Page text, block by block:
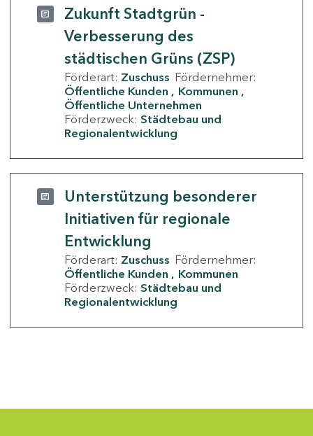
Zukunft Stadtgrün -
Verbesserung des
städtischen Grüns (ZSP)
Förderart: Zuschuss Fördernehmer:
Öffentliche Kunden
Kommunen
Öffentliche Unternehmen
Förderzweck: Städtebau und
Regionalentwicklung
Unterstützung besonderer
Initiativen für regionale
Entwicklung
Förderart: Zuschuss Fördernehmer:
Öffentliche Kunden
Kommunen
Förderzweck: Städtebau und
Regionalentwicklung